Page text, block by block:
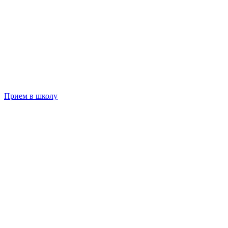
Прием в школу